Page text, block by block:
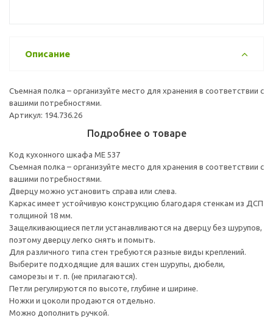
Описание
Съемная полка – организуйте место для хранения в соответствии с
вашими потребностями.
Артикул: 194.736.26
Подробнее о товаре
Код кухонного шкафа ME 537
Съемная полка – организуйте место для хранения в соответствии с
вашими потребностями.
Дверцу можно установить справа или слева.
Каркас имеет устойчивую конструкцию благодаря стенкам из ДСП
толщиной 18 мм.
Защелкивающиеся петли устанавливаются на дверцу без шурупов,
поэтому дверцу легко снять и помыть.
Для различного типа стен требуются разные виды креплений.
Выберите подходящие для ваших стен шурупы, дюбели,
саморезы и т. п. (не прилагаются).
Петли регулируются по высоте, глубине и ширине.
Ножки и цоколи продаются отдельно.
Можно дополнить ручкой.